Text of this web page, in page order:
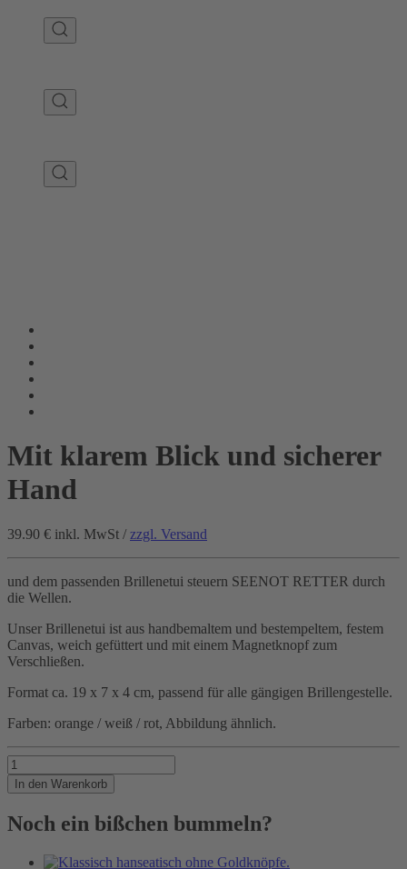
Mit klarem Blick und sicherer
Hand
39.90 € inkl. MwSt / zzgl. Versand
und dem passenden Brillenetui steuern SEENOT RETTER durch
die Wellen.
Unser Brillenetui ist aus handbemaltem und bestempeltem, festem
Canvas, weich gefüttert und mit einem Magnetknopf zum
Verschließen.
Format ca. 19 x 7 x 4 cm, passend für alle gängigen Brillengestelle.
Farben: orange / weiß / rot, Abbildung ähnlich.
Mit
klarem
Blick
sicherer
Menge
In den Warenkorb
Noch ein bißchen bummeln?